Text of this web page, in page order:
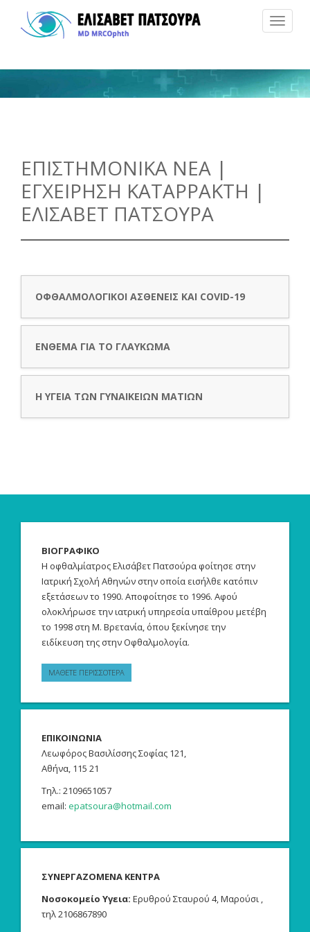
Toggle
ΕΠΙΣΤΗΜΟΝΙΚΑ ΝΕΑ |
ΕΓΧΕΙΡΗΣΗ ΚΑΤΑΡΡΑΚΤΗ |
ΕΛΙΣΑΒΕΤ ΠΑΤΣΟΥΡΑ
ΟΦΘΑΛΜΟΛΟΓΙΚΟΙ ΑΣΘΕΝΕΙΣ ΚΑΙ COVID-19
ΕΝΘΕΜΑ ΓΙΑ ΤΟ ΓΛΑΥΚΩΜΑ
Η ΥΓΕΊΑ ΤΩΝ ΓΥΝΑΙΚΕΊΩΝ ΜΑΤΙΏΝ
ΒΙΟΓΡΑΦΙΚΟ
Η οφθαλμίατρος Ελισάβετ Πατσούρα φοίτησε στην
Ιατρική Σχολή Αθηνών στην οποία εισήλθε κατόπιν
εξετάσεων το 1990. Αποφοίτησε το 1996. Αφού
ολοκλήρωσε την ιατρική υπηρεσία υπαίθρου μετέβη
το 1998 στη Μ. Βρετανία, όπου ξεκίνησε την
ειδίκευση της στην Οφθαλμολογία.
ΜΑΘΕΤΕ ΠΕΡΙΣΣΟΤΕΡΑ
ΕΠΙΚΟΙΝΩΝΙΑ
Λεωφόρος Βασιλίσσης Σοφίας 121,
Αθήνα, 115 21
Tηλ.: 2109651057
email: epatsoura@hotmail.com
ΣΥΝΕΡΓΑΖΟΜΕΝΑ ΚΕΝΤΡΑ
Νοσοκομείο Υγεια: Ερυθρού Σταυρού 4, Μαρούσι ,
τηλ 2106867890